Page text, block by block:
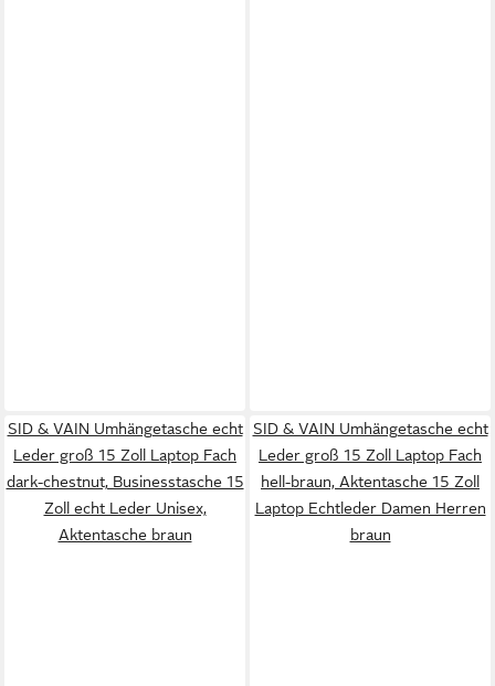
SID & VAIN Umhängetasche echt
Leder groß 15 Zoll Laptop Fach
dark-chestnut, Businesstasche 15
Zoll echt Leder Unisex,
Aktentasche braun
SID & VAIN Umhängetasche echt
Leder groß 15 Zoll Laptop Fach
hell-braun, Aktentasche 15 Zoll
Laptop Echtleder Damen Herren
braun